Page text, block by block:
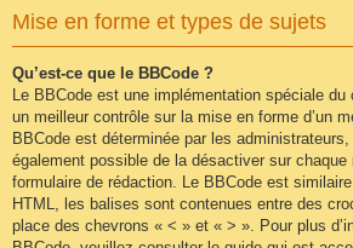
Mise en forme et types de sujets
Qu’est-ce que le BBCode ?
Le BBCode est une implémentation spéciale
un meilleur contrôle sur la mise en forme d’un
BBCode est déterminée par les
également possible de la désactiver sur
formulaire de rédaction. Le BBCode est
HTML, les balises sont contenues entre des
place des chevrons « < » et « > ». Pour plus